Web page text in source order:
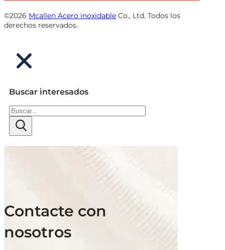
©2026 Mcallen Acero inoxidable Co., Ltd. Todos los
derechos reservados.
Buscar interesados
Buscar
Contacte con
nosotros